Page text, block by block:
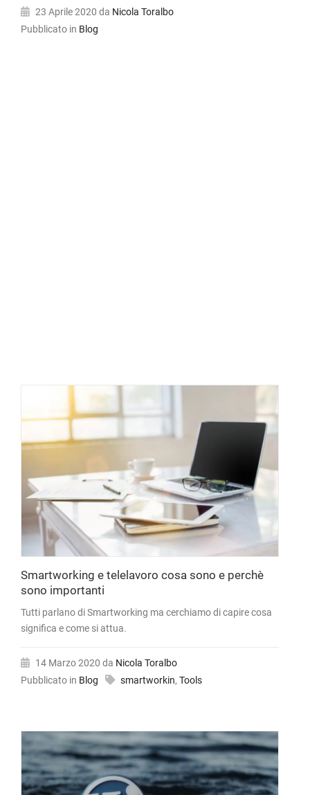
23 Aprile 2020 da Nicola Toralbo
Pubblicato in Blog
Smartworking e telelavoro cosa sono e perchè
sono importanti
Tutti parlano di Smartworking ma cerchiamo di capire cosa
significa e come si attua.
14 Marzo 2020 da Nicola Toralbo
Pubblicato in Blog smartworkin, Tools